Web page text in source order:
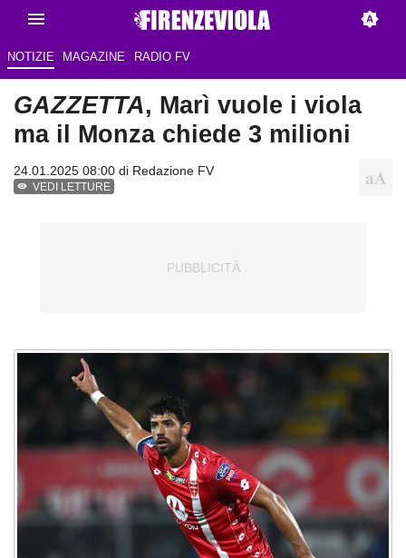
NOTIZIE MAGAZINE RADIO FV
GAZZETTA, Marì vuole i viola
ma il Monza chiede 3 milioni
24.01.2025 08:00 di Redazione FV
VEDI LETTURE